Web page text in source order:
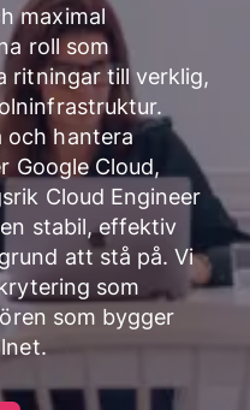
maximal
roll som
ritningar till verklig,
och hantera
Google Cloud,
Cloud Engineer
stabil, effektiv
att stå på. Vi
som
som bygger